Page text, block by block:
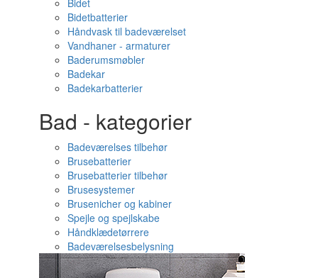
Bidet
Bidetbatterier
Håndvask til badeværelset
Vandhaner - armaturer
Baderumsmøbler
Badekar
Badekarbatterier
Bad - kategorier
Badeværelses tilbehør
Brusebatterier
Brusebatterier tilbehør
Brusesystemer
Brusenicher og kabiner
Spejle og spejlskabe
Håndklædetørrere
Badeværelsesbelysning